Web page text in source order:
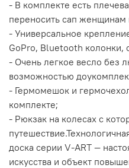
- В комплекте есть
переносить сап женщинам
- Универсальное
GoPro, Bluetooth колонки,
- Очень легкое весло без
возможностью
- Гермомешок и
комплекте;
- Рюкзак на колесах с
путешествие.
доска серии V-ART —
искусства и объект